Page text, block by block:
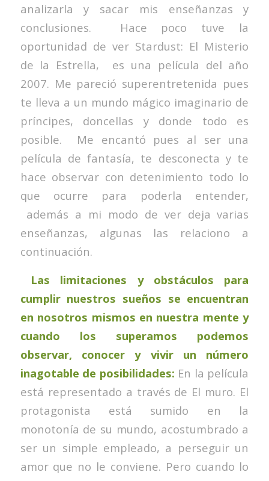
analizarla y sacar mis enseñanzas y
conclusiones. Hace poco tuve la
oportunidad de ver Stardust: El Misterio
de la Estrella, es una película del año
2007. Me pareció superentretenida pues
te lleva a un mundo mágico imaginario de
príncipes, doncellas y donde todo es
posible. Me encantó pues al ser una
película de fantasía, te desconecta y te
hace observar con detenimiento todo lo
que ocurre para poderla entender,
además a mi modo de ver deja varias
enseñanzas, algunas las relaciono a
continuación.
Las limitaciones y obstáculos para
cumplir nuestros sueños se encuentran
en nosotros mismos en nuestra mente y
cuando los superamos podemos
observar, conocer y vivir un número
inagotable de posibilidades: En la película
está representado a través de El muro. El
protagonista está sumido en la
monotonía de su mundo, acostumbrado a
ser un simple empleado, a perseguir un
amor que no le conviene. Pero cuando lo